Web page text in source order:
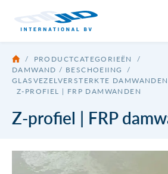
Over JLD
Certificering
Nieuws
Producten
Damwand / Beschoeiing
Vacatures
/ PRODUCTCATEGORIEËN
/
DAMWAND / BESCHOEIING
/
GLASVEZELVERSTERKTE
Z-PROFIEL | FRP DAMWANDEN
Z-profiel | FRP